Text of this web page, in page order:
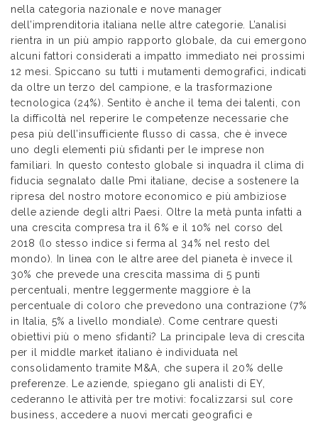
nella categoria nazionale e nove manager
dell’imprenditoria italiana nelle altre categorie. L’analisi
rientra in un più ampio rapporto globale, da cui emergono
alcuni fattori considerati a impatto immediato nei prossimi
12 mesi. Spiccano su tutti i mutamenti demografici, indicati
da oltre un terzo del campione, e la trasformazione
tecnologica (24%). Sentito è anche il tema dei talenti, con
la difficoltà nel reperire le competenze necessarie che
pesa più dell’insufficiente flusso di cassa, che è invece
uno degli elementi più sfidanti per le imprese non
familiari. In questo contesto globale si inquadra il clima di
fiducia segnalato dalle Pmi italiane, decise a sostenere la
ripresa del nostro motore economico e più ambiziose
delle aziende degli altri Paesi. Oltre la metà punta infatti a
una crescita compresa tra il 6% e il 10% nel corso del
2018 (lo stesso indice si ferma al 34% nel resto del
mondo). In linea con le altre aree del pianeta è invece il
30% che prevede una crescita massima di 5 punti
percentuali, mentre leggermente maggiore è la
percentuale di coloro che prevedono una contrazione (7%
in Italia, 5% a livello mondiale). Come centrare questi
obiettivi più o meno sfidanti? La principale leva di crescita
per il middle market italiano è individuata nel
consolidamento tramite M&A, che supera il 20% delle
preferenze. Le aziende, spiegano gli analisti di EY,
cederanno le attività per tre motivi: focalizzarsi sul core
business, accedere a nuovi mercati geografici e